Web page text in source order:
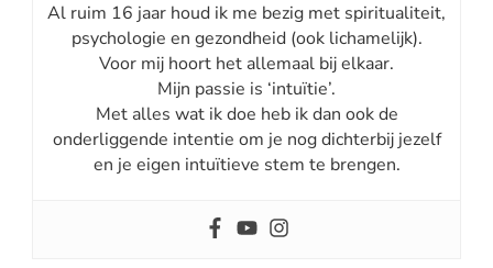
Al ruim 16 jaar houd ik me bezig met spiritualiteit,
psychologie en gezondheid (ook lichamelijk).
Voor mij hoort het allemaal bij elkaar.
Mijn passie is ‘intuïtie’.
Met alles wat ik doe heb ik dan ook de
onderliggende intentie om je nog dichterbij jezelf
en je eigen intuïtieve stem te brengen.